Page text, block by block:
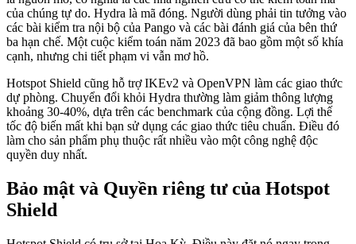
của chúng tự do. Hydra là mã đóng. Người dùng phải tin tưởng vào
các bài kiểm tra nội bộ của Pango và các bài đánh giá của bên thứ
ba hạn chế. Một cuộc kiểm toán năm 2023 đã bao gồm một số khía
cạnh, nhưng chi tiết phạm vi vẫn mơ hồ.
Hotspot Shield cũng hỗ trợ IKEv2 và OpenVPN làm các giao thức
dự phòng. Chuyển đổi khỏi Hydra thường làm giảm thông lượng
khoảng 30-40%, dựa trên các benchmark của cộng đồng. Lợi thế
tốc độ biến mất khi bạn sử dụng các giao thức tiêu chuẩn. Điều đó
làm cho sản phẩm phụ thuộc rất nhiều vào một công nghệ độc
quyền duy nhất.
Bảo mật và Quyền riêng tư của Hotspot
Shield